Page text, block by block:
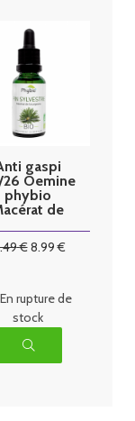
gaspi
Oemine
phybio
de
.49€8.99€
En rupture de
stock